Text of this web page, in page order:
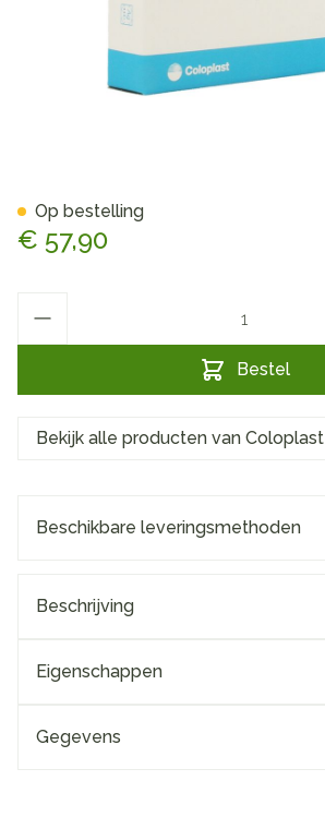
€ 57,90
Bestel
Op bestelling
Bekijk alle producten van Coloplast
Beschikbare leveringsmethoden
Beschrijving
Eigenschappen
Gegevens